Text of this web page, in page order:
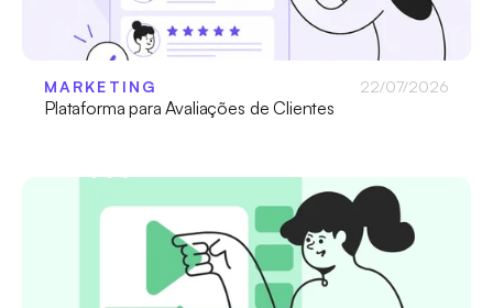
MARKETING 22/07/2026
Plataforma para Avaliações de Clientes